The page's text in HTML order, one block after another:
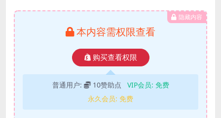
隐藏内容
本内容需权限查看
购买查看权限
普通用户: 10赞助点 VIP会员: 免费
永久会员: 免费